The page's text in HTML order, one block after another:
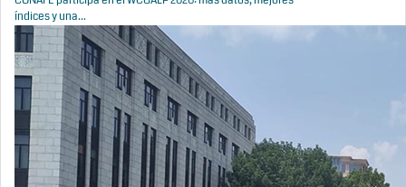
índices y una...